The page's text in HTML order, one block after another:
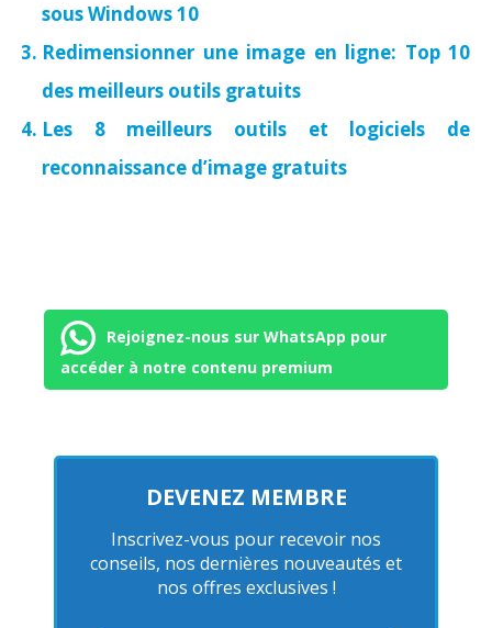
sous Windows 10
Redimensionner une image en ligne: Top 10
des meilleurs outils gratuits
Les 8 meilleurs outils et logiciels de
reconnaissance d’image gratuits
Rejoignez-nous sur WhatsApp pour
accéder à notre contenu premium
DEVENEZ MEMBRE
Inscrivez-vous pour recevoir nos
conseils, nos dernières nouveautés et
nos offres exclusives !